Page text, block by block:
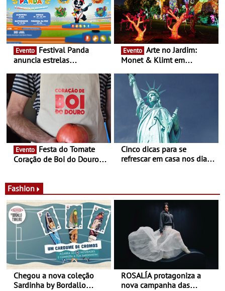
Evento
anuncia estrelas
- Entre Junho e Julho pelo
país
Evento
Monet & Klimt em
ao final de Setembro -
Experiência luminosa no
jardim do Museu de
Alberto Sampaio
Evento
Coração de Boi do Douro -
Cinco dicas para se
refrescar em casa nos dias
Fashion
Chegou a nova coleção
Sardinha by Bordallo
ROSALÍA protagoniza a
nova campanha das